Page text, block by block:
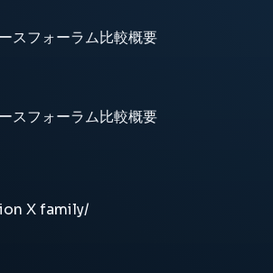
スフォーラム比較概要
スフォーラム比較概要
X family/